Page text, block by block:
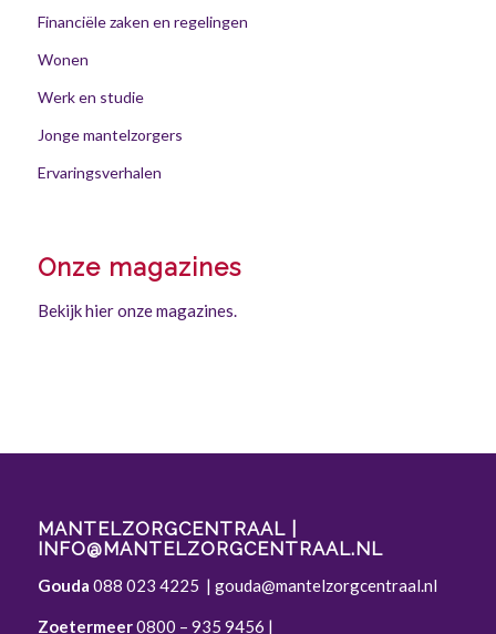
Financiële zaken en regelingen
Wonen
Werk en studie
Jonge mantelzorgers
Ervaringsverhalen
Onze magazines
Bekijk hier onze magazines.
MANTELZORGCENTRAAL |
INFO@MANTELZORGCENTRAAL.NL
Gouda 088 023 4225 | gouda@mantelzorgcentraal.nl
Zoetermeer0800 – 935 9456 |